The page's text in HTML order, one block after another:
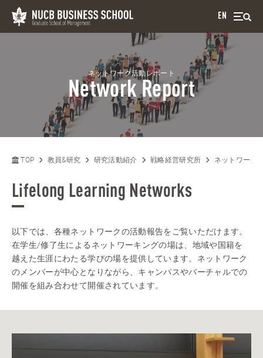
EN
ネットワーク活動レポート
Network Report
TOP 教員&研究 研究活動紹介 戦略経営研究所 ネットワーク
Lifelong Learning Networks
以下では、各種ネットワークの活動報告をご覧いただけます。
在学生/修了生によるネットワーキングの場は、地域や国籍を
越えた生涯にわたる学びの場を提供しています。ネットワーク
のメンバーが中心となりながら、キャンパスやバーチャルでの
開催を組み合わせて開催されています。